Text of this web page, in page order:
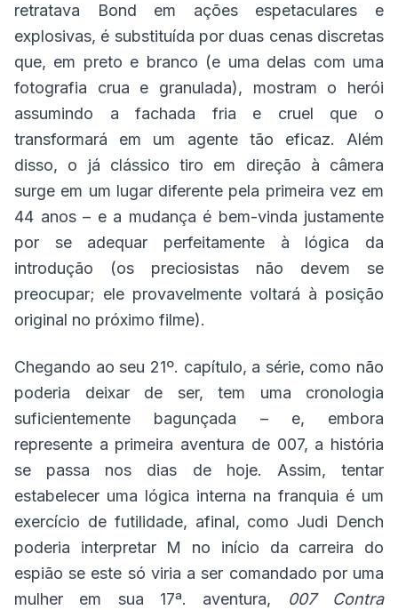
retratava Bond em ações espetaculares e
explosivas, é substituída por duas cenas discretas
que, em preto e branco (e uma delas com uma
fotografia crua e granulada), mostram o herói
assumindo a fachada fria e cruel que o
transformará em um agente tão eficaz. Além
disso, o já clássico tiro em direção à câmera
surge em um lugar diferente pela primeira vez em
44 anos – e a mudança é bem-vinda justamente
por se adequar perfeitamente à lógica da
introdução (os preciosistas não devem se
preocupar; ele provavelmente voltará à posição
original no próximo filme).
Chegando ao seu 21º. capítulo, a série, como não
poderia deixar de ser, tem uma cronologia
suficientemente bagunçada – e, embora
represente a primeira aventura de 007, a história
se passa nos dias de hoje. Assim, tentar
estabelecer uma lógica interna na franquia é um
exercício de futilidade, afinal, como Judi Dench
poderia interpretar M no início da carreira do
espião se este só viria a ser comandado por uma
mulher em sua 17ª. aventura,
007 Contra